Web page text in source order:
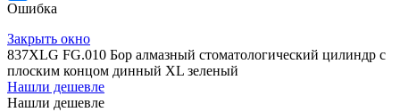
Ошибка
Закрыть окно
837XLG FG.010 Бор алмазный стоматологический цилиндр с
плоским концом динный XL зеленый
Нашли дешевле
Нашли дешевле